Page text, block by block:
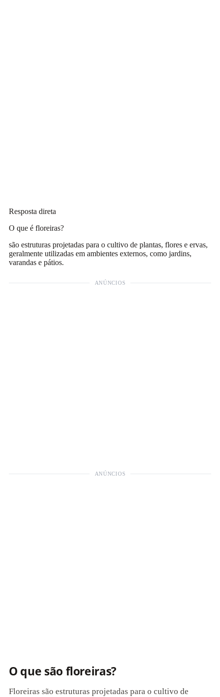
Resposta direta
O que é floreiras?
são estruturas projetadas para o cultivo de plantas, flores e ervas,
geralmente utilizadas em ambientes externos, como jardins,
varandas e pátios.
ANÚNCIOS
ANÚNCIOS
O que são floreiras?
Floreiras são estruturas projetadas para o cultivo de